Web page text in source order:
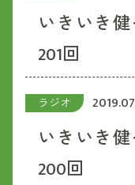
いきいき
201回
ラジオ
いきいき
200回